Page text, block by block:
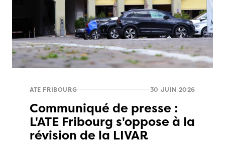
ATE FRIBOURG 30 JUIN 2026
Communiqué de presse :
L'ATE Fribourg s'oppose à la
révision de la LIVAR